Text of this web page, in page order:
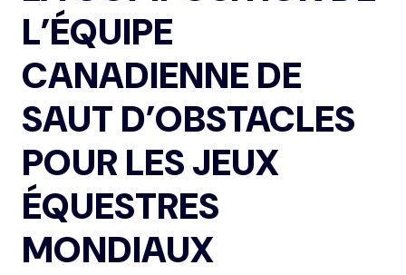
L’ÉQUIPE
CANADIENNE DE
SAUT D’OBSTACLES
POUR LES JEUX
ÉQUESTRES
MONDIAUX